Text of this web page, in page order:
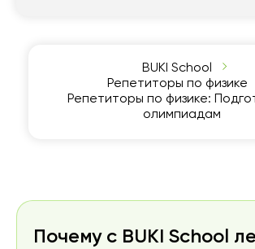
BUKI School
Репетиторы по физике
Репетиторы по физике:
олимпиадам
Почему с BUKI School